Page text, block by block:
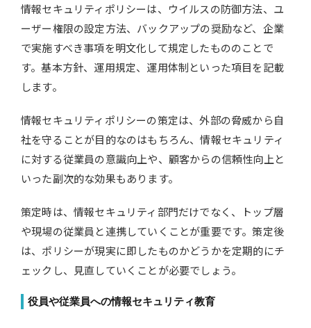
情報セキュリティポリシーは、ウイルスの防御方法、ユ
ーザー権限の設定方法、バックアップの奨励など、企業
で実施すべき事項を明文化して規定したもののことで
す。基本方針、運用規定、運用体制といった項目を記載
します。
情報セキュリティポリシーの策定は、外部の脅威から自
社を守ることが目的なのはもちろん、情報セキュリティ
に対する従業員の意識向上や、顧客からの信頼性向上と
いった副次的な効果もあります。
策定時は、情報セキュリティ部門だけでなく、トップ層
や現場の従業員と連携していくことが重要です。策定後
は、ポリシーが現実に即したものかどうかを定期的にチ
ェックし、見直していくことが必要でしょう。
役員や従業員への情報セキュリティ教育